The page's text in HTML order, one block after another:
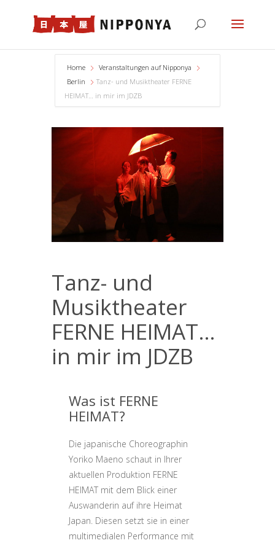
Home
Veranstaltungen auf Nipponya
Berlin
Tanz- und Musiktheater FERNE
HEIMAT… in mir im JDZB
Tanz- und
Musiktheater
FERNE HEIMAT…
in mir im JDZB
Was ist FERNE
HEIMAT?
Die japanische Choreographin
Yoriko Maeno schaut in Ihrer
aktuellen Produktion FERNE
HEIMAT mit dem Blick einer
Auswanderin auf ihre Heimat
Japan. Diesen setzt sie in einer
multimedialen Performance mit